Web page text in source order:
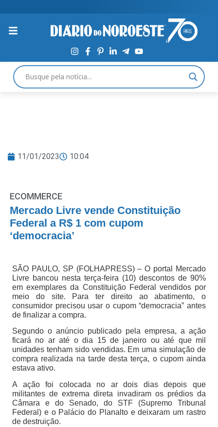
11/01/2023 10:04
ECOMMERCE
Mercado Livre vende Constituição
Federal a R$ 1 com cupom
‘democracia’
SÃO PAULO, SP (FOLHAPRESS) – O portal Mercado
Livre bancou nesta terça-feira (10) descontos de 90%
em exemplares da Constituição Federal vendidos por
meio do site. Para ter direito ao abatimento, o
consumidor precisou usar o cupom “democracia” antes
de finalizar a compra.
Segundo o anúncio publicado pela empresa, a ação
ficará no ar até o dia 15 de janeiro ou até que mil
unidades tenham sido vendidas. Em uma simulação de
compra realizada na tarde desta terça, o cupom ainda
estava ativo.
A ação foi colocada no ar dois dias depois que
militantes de extrema direta invadiram os prédios da
Câmara e do Senado, do STF (Supremo Tribunal
Federal) e o Palácio do Planalto e deixaram um rastro
de destruição.